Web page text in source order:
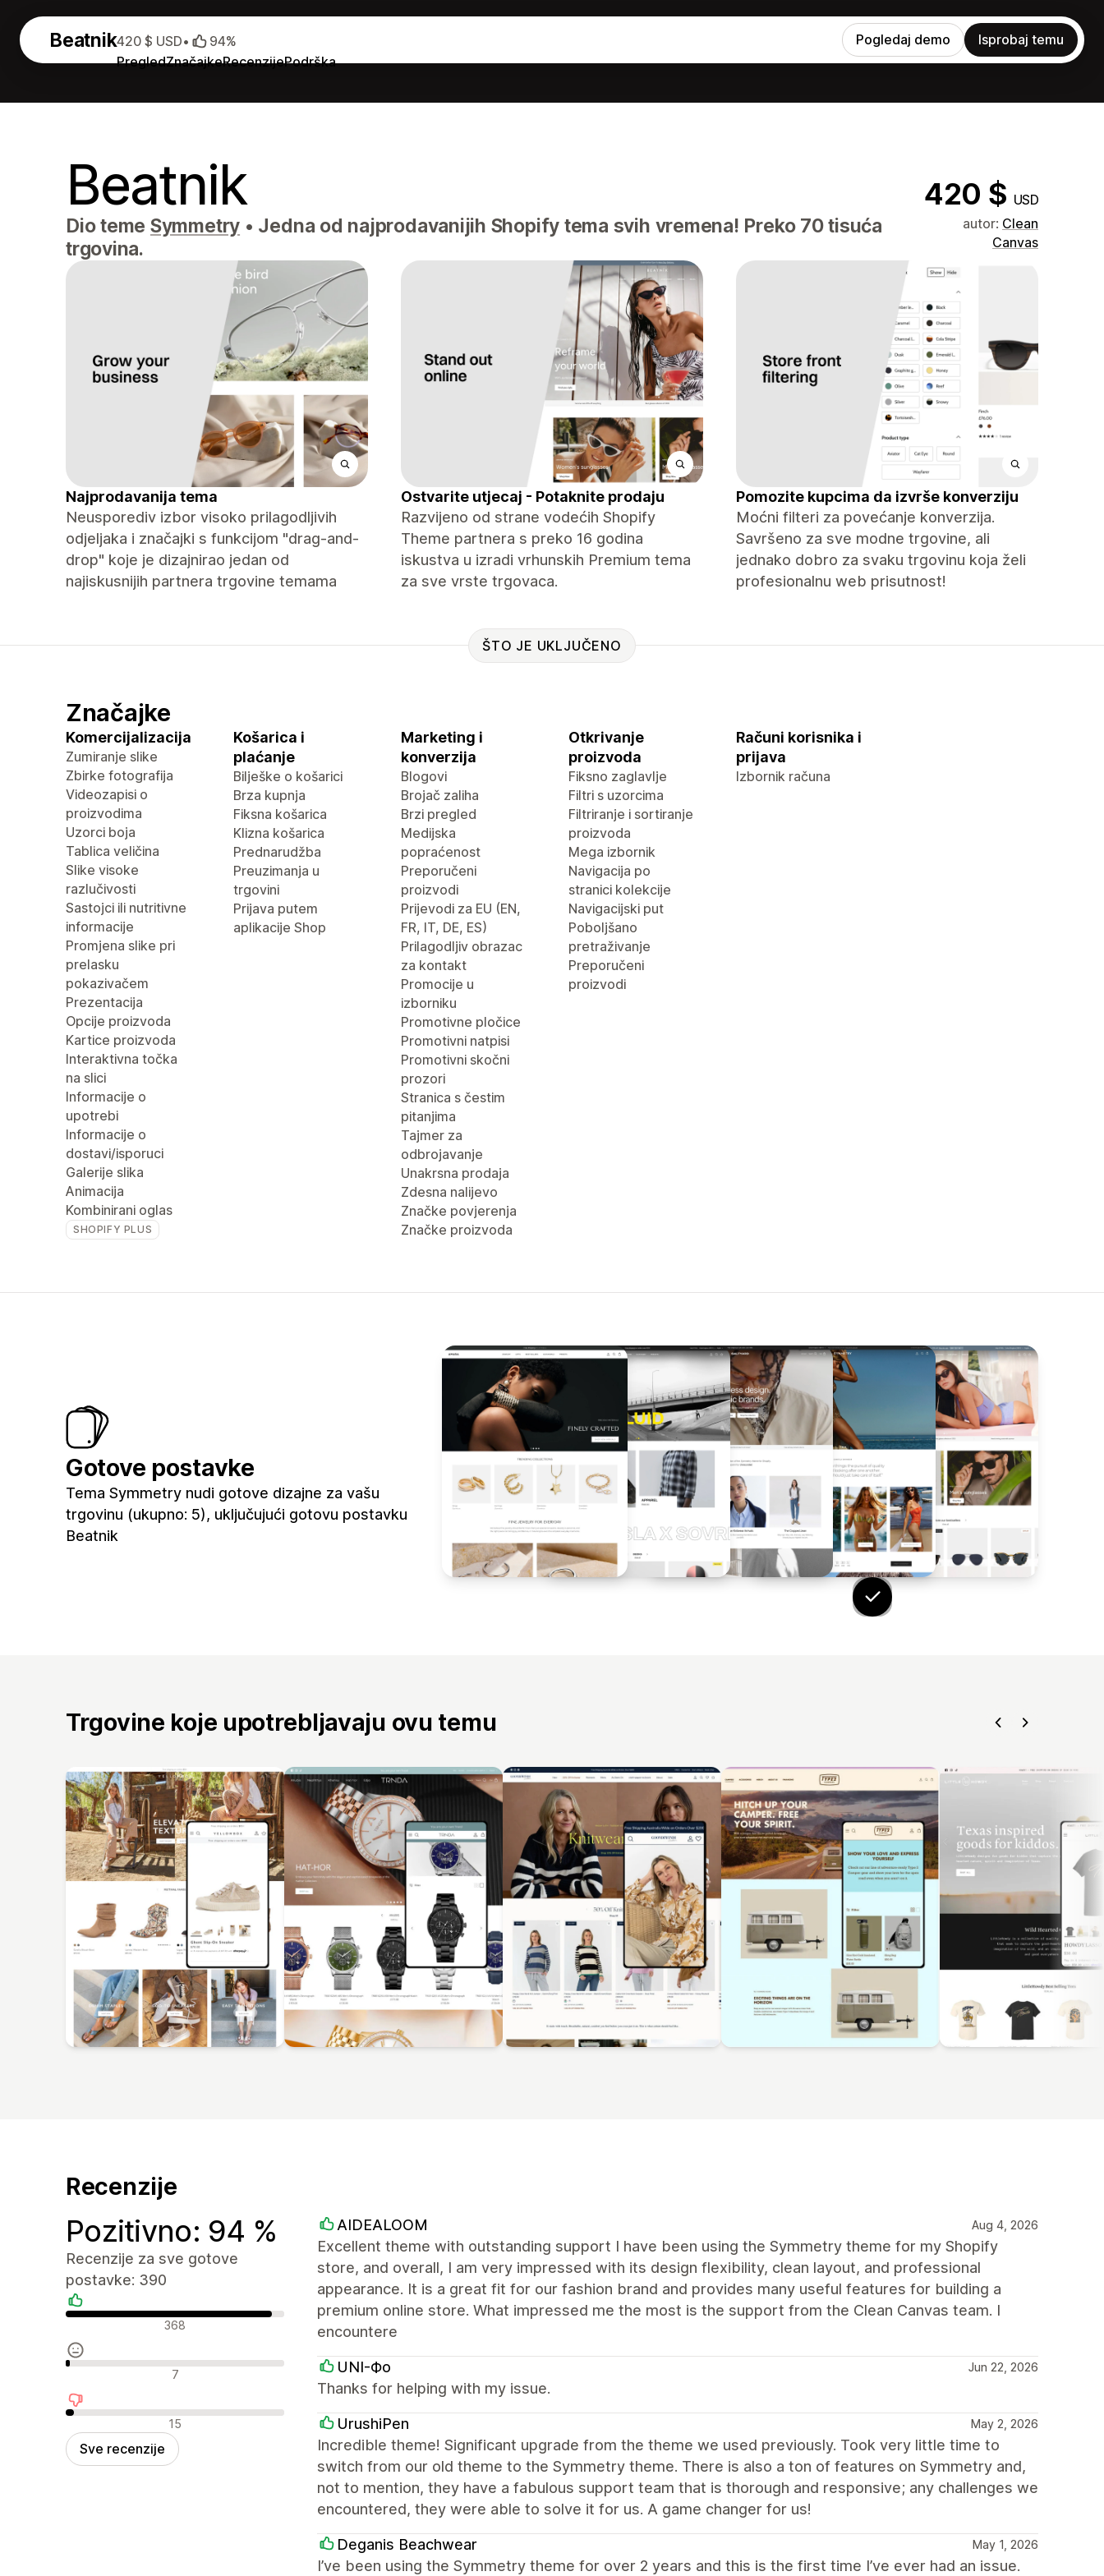
Beatnik
PregledZnačajkeRecenzijePodrška
420 $ USD• 94% Pogledaj demo Isprobaj temu
Beatnik 420 $ USD
Dio teme Symmetry • Jedna od najprodavanijih Shopify tema svih vremena! Preko 70 tisuća
trgovina.
autor: Clean
Canvas
Najprodavanija tema
Neusporediv izbor visoko prilagodljivih
odjeljaka i značajki s funkcijom "drag-and-
drop" koje je dizajnirao jedan od
najiskusnijih partnera trgovine temama
Ostvarite utjecaj - Potaknite prodaju
Razvijeno od strane vodećih Shopify
Theme partnera s preko 16 godina
iskustva u izradi vrhunskih Premium tema
za sve vrste trgovaca.
Pomozite kupcima da izvrše konverziju
Moćni filteri za povećanje konverzija.
Savršeno za sve modne trgovine, ali
jednako dobro za svaku trgovinu koja želi
profesionalnu web prisutnost!
ŠTO JE UKLJUČENO
Značajke
Komercijalizacija
Zumiranje slike
Zbirke fotografija
Videozapisi o
proizvodima
Uzorci boja
Tablica veličina
Slike visoke
razlučivosti
Sastojci ili nutritivne
informacije
Promjena slike pri
prelasku
pokazivačem
Prezentacija
Opcije proizvoda
Kartice proizvoda
Interaktivna točka
na slici
Informacije o
upotrebi
Informacije o
dostavi/isporuci
Galerije slika
Animacija
Kombinirani oglas
SHOPIFY PLUS
Košarica i
plaćanje
Bilješke o košarici
Brza kupnja
Fiksna košarica
Klizna košarica
Prednarudžba
Preuzimanja u
trgovini
Prijava putem
aplikacije Shop
Marketing i
konverzija
Blogovi
Brojač zaliha
Brzi pregled
Medijska
popraćenost
Preporučeni
proizvodi
Prijevodi za EU (EN,
FR, IT, DE, ES)
Prilagodljiv obrazac
za kontakt
Promocije u
izborniku
Promotivne pločice
Promotivni natpisi
Promotivni skočni
prozori
Stranica s čestim
pitanjima
Tajmer za
odbrojavanje
Unakrsna prodaja
Zdesna nalijevo
Značke povjerenja
Značke proizvoda
Otkrivanje
proizvoda
Fiksno zaglavlje
Filtri s uzorcima
Filtriranje i sortiranje
proizvoda
Mega izbornik
Navigacija po
stranici kolekcije
Navigacijski put
Poboljšano
pretraživanje
Preporučeni
proizvodi
Računi korisnika i
prijava
Izbornik računa
Gotove postavke
Tema Symmetry nudi gotove dizajne za vašu
trgovinu (ukupno: 5), uključujući gotovu postavku
Beatnik
Trgovine koje upotrebljavaju ovu temu
Recenzije
Pozitivno: 94 %
Recenzije za sve gotove
postavke: 390
Pozitivne recenzije
368
Neutralne recenzije
7
Negativne recenzije
15
Sve recenzije
AIDEALOOM Aug 4, 2026
Excellent theme with outstanding support I have been using the Symmetry theme for my Shopify
store, and overall, I am very impressed with its design flexibility, clean layout, and professional
appearance. It is a great fit for our fashion brand and provides many useful features for building a
premium online store. What impressed me the most is the support from the Clean Canvas team. I
encountere
UNI-Фо Jun 22, 2026
Thanks for helping with my issue.
UrushiPen May 2, 2026
Incredible theme! Significant upgrade from the theme we used previously. Took very little time to
switch from our old theme to the Symmetry theme. There is also a ton of features on Symmetry and,
not to mention, they have a fabulous support team that is thorough and responsive; any challenges we
encountered, they were able to solve it for us. A game changer for us!
Deganis Beachwear May 1, 2026
I’ve been using the Symmetry theme for over 2 years and this is the first time I’ve ever had an issue.